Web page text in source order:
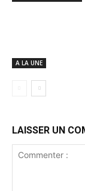
A LA UNE
LAISSER UN